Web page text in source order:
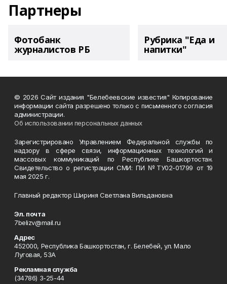
Партнеры
Фотобанк
журналистов РБ
Рубрика "Еда и
напитки"
© 2026 Сайт издания "Белебеевские известия" Копирование
информации сайта разрешено только с письменного согласия
администрации.
Об использовании персональных данных
Зарегистрировано Управлением Федеральной службы по
надзору в сфере связи, информационных технологий и
массовых коммуникаций по Республике Башкортостан.
Свидетельство о регистрации СМИ: ПИ №ТУ02-01799 от 19
мая 2025 г.
Главный редактор Шириня Светлана Вильдановна
Эл. почта
7belizv@mail.ru
Адрес
452000, Республика Башкортостан, г. Белебей, ул. Мало
Луговая, 53А
Рекламная служба
(34786) 3-25-44